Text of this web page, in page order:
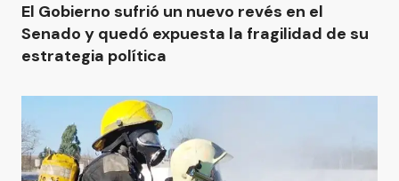
El Gobierno sufrió un nuevo revés en el
Senado y quedó expuesta la fragilidad de su
estrategia política